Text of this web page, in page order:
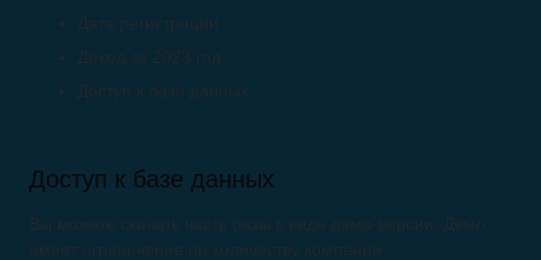
Дата регистрации
Доход за 2023 год
Доступ к базе данных
Доступ к базе данных
Вы можете скачать часть базы в виде демо-версии. Демо
имеет ограничение по количеству компаний